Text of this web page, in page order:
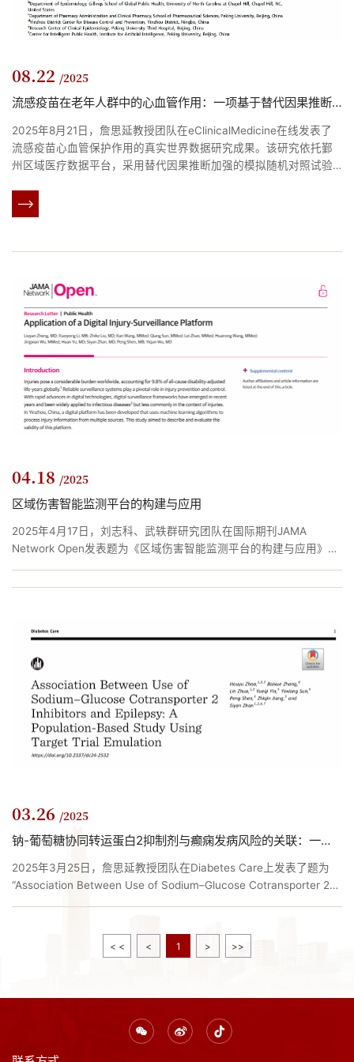
08.22 /2025
流感疫苗在老年人群中的心血管作用：一项基于替代因果推断的模拟目标试验
2025年8月21日，詹思延教授团队在eClinicalMedicine在线发表了
流感疫苗心血管保护作用的真实世界数据研究成果。该研究依托鄞
州区域医疗数据平台，采用替代因果推断加强的模拟随机对照试验
冠脉综合征发生风险的影响。研究共纳入2020年至2023年期间的
339976名流感疫苗接种者和倾向性评分匹配的未接种者，结果提示
发生风险。...
04.18 /2025
区域伤害智能监测平台的构建与应用
2025年4月17日，刘志科、武轶群研究团队在国际期刊JAMA
Network Open发表题为《区域伤害智能监测平台的构建与应用》
人工报卡方式相比展示出了较高的一致性和较低的漏报、误报率，...
03.26 /2025
钠-葡萄糖协同转运蛋白2抑制剂与癫痫发病风险的关联：一项基于人群的目标试验仿真研究
2025年3月25日，詹思延教授团队在Diabetes Care上发表了题为
“Association Between Use of Sodium–Glucose Cotransporter 2
转运蛋白2抑制剂（SGLT-2i）具有潜在的神经保护作用，可能降低
糖尿病患者痴呆和帕金森病发生风险。对于癫痫，目前仅有少量临
< < < 1 > >>